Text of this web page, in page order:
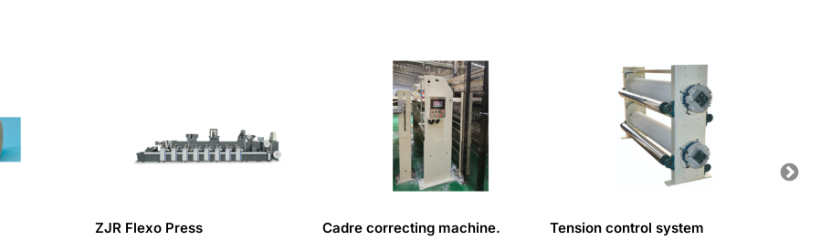
ZJR Flexo Press Cadre correcting machine. Tension control system